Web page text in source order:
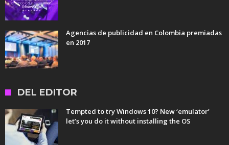
Agencias de publicidad en Colombia premiadas
en 2017
DEL EDITOR
Tempted to try Windows 10? New ‘emulator’
let’s you do it without installing the OS